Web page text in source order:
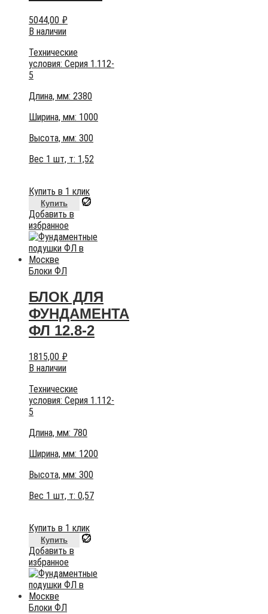
5044,00 ₽
В наличии
Технические
условия: Серия 1.112-
5
Длина, мм: 2380
Ширина, мм: 1000
Высота, мм: 300
Вес 1 шт, т: 1,52
Купить в 1 клик
Купить
Добавить в
избранное
Блоки ФЛ
БЛОК ДЛЯ
ФУНДАМЕНТА
ФЛ 12.8-2
1815,00 ₽
В наличии
Технические
условия: Серия 1.112-
5
Длина, мм: 780
Ширина, мм: 1200
Высота, мм: 300
Вес 1 шт, т: 0,57
Купить в 1 клик
Купить
Добавить в
избранное
Блоки ФЛ